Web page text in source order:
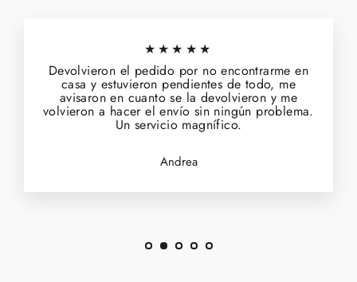
★★★★★
Devolvieron el pedido por no encontrarme en
casa y estuvieron pendientes de todo, me
avisaron en cuanto se la devolvieron y me
volvieron a hacer el envío sin ningún problema.
Un servicio magnífico.
Andrea